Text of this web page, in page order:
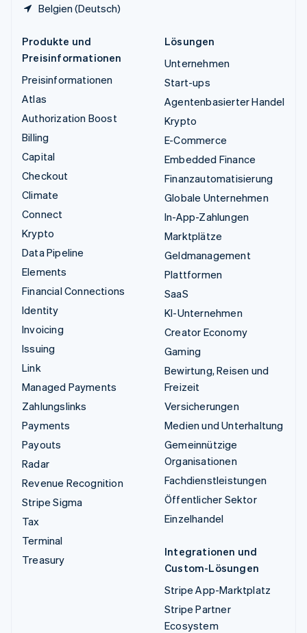
Belgien (Deutsch)
Produkte und
Preisinformationen
Preisinformationen
Atlas
Authorization Boost
Billing
Capital
Checkout
Climate
Connect
Krypto
Data Pipeline
Elements
Financial Connections
Identity
Invoicing
Issuing
Link
Managed Payments
Zahlungslinks
Payments
Payouts
Radar
Revenue Recognition
Stripe Sigma
Tax
Terminal
Treasury
Lösungen
Unternehmen
Start-ups
Agentenbasierter Handel
Krypto
E-Commerce
Embedded Finance
Finanzautomatisierung
Globale Unternehmen
In-App-Zahlungen
Marktplätze
Geldmanagement
Plattformen
SaaS
KI-Unternehmen
Creator Economy
Gaming
Bewirtung, Reisen und
Freizeit
Versicherungen
Medien und Unterhaltung
Gemeinnützige
Organisationen
Fachdienstleistungen
Öffentlicher Sektor
Einzelhandel
Integrationen und
Custom-Lösungen
Stripe App-Marktplatz
Stripe Partner
Ecosystem